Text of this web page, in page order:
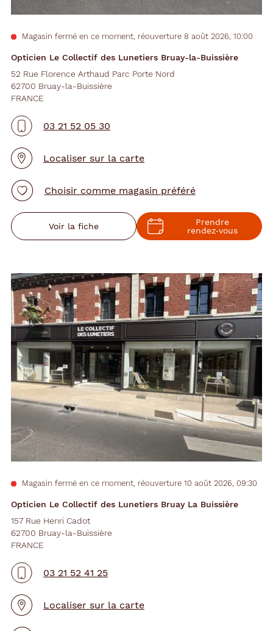
Opticien Le Collectif des Lunetiers Bruay-la-Buissière
Magasin fermé en ce moment, réouverture 8 août 2026, 10:00
52 Rue Florence Arthaud Parc Porte Nord
62700 Bruay-la-Buissière
FRANCE
03 21 52 05 30
Localiser sur la carte
Choisir comme magasin préféré
Voir la fiche
Prendre
rendez‑vous
Opticien Le Collectif des Lunetiers Bruay La Buissière
Magasin fermé en ce moment, réouverture 10 août 2026, 09:30
157 Rue Henri Cadot
62700 Bruay-la-Buissière
FRANCE
03 21 52 41 25
Localiser sur la carte